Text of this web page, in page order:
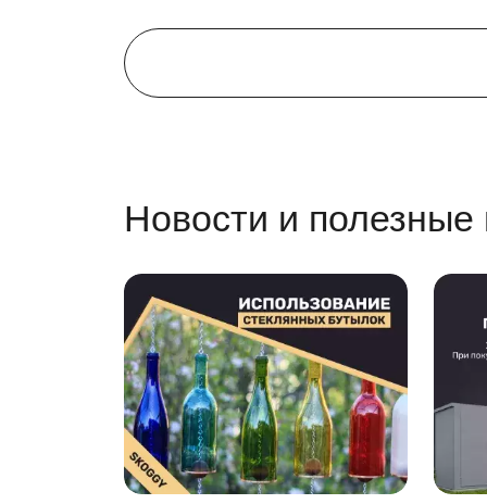
Граффити украсит любое сооружение,
оригинально.
Одно из самых весомых преимуществ
разобрать постройку, быстро организовать
Особенности
максимально возможная нагрузка на
благодаря технологическим
наличие оцинкованных элементов –
крыша контейнера максимально
конструкция имеет сборно-разборный
Новости и